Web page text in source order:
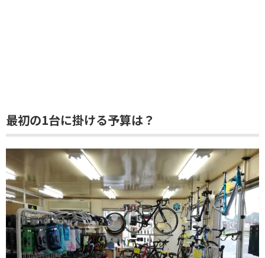
最初の1台に掛ける予算は？